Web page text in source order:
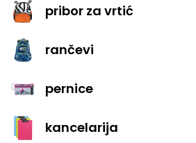
pribor za vrtić
rančevi
pernice
kancelarija